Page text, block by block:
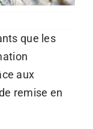
que les
aux
remise en